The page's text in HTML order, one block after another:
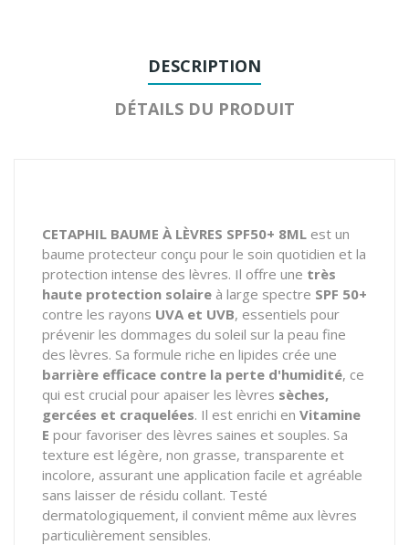
DESCRIPTION
DÉTAILS DU PRODUIT
CETAPHIL BAUME À LÈVRES SPF50+ 8ML est un
baume protecteur conçu pour le soin quotidien et la
protection intense des lèvres. Il offre une très
haute protection solaire à large spectre SPF 50+
contre les rayons UVA et UVB, essentiels pour
prévenir les dommages du soleil sur la peau fine
des lèvres. Sa formule riche en lipides crée une
barrière efficace contre la perte d'humidité, ce
qui est crucial pour apaiser les lèvres sèches,
gercées et craquelées. Il est enrichi en Vitamine
E pour favoriser des lèvres saines et souples. Sa
texture est légère, non grasse, transparente et
incolore, assurant une application facile et agréable
sans laisser de résidu collant. Testé
dermatologiquement, il convient même aux lèvres
particulièrement sensibles.